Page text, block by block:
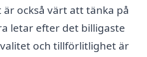
är också värt att tänka på
letar efter det billigaste
och tillförlitlighet är